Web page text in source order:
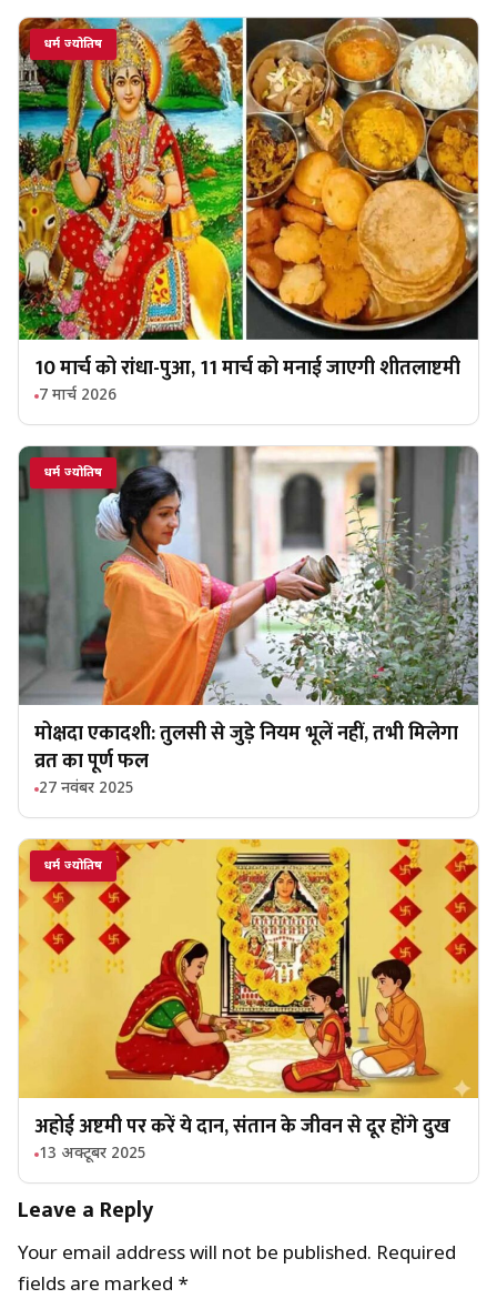
धर्म ज्योतिष
10 मार्च को रांधा-पुआ, 11 मार्च को मनाई जाएगी शीतलाष्टमी
7 मार्च 2026
धर्म ज्योतिष
मोक्षदा एकादशी: तुलसी से जुड़े नियम भूलें नहीं, तभी मिलेगा
व्रत का पूर्ण फल
27 नवंबर 2025
धर्म ज्योतिष
अहोई अष्टमी पर करें ये दान, संतान के जीवन से दूर होंगे दुख
13 अक्टूबर 2025
Leave a Reply
Your email address will not be published. Required
fields are marked *